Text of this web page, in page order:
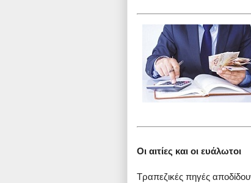
Οι αιτίες και οι ευάλωτοι
Τραπεζικές πηγές